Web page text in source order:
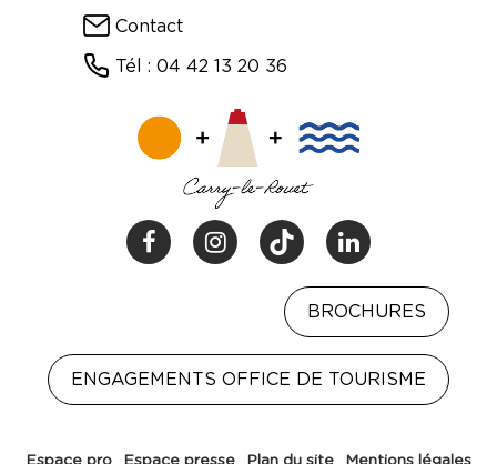
Contact
Tél : 04 42 13 20 36
BROCHURES
ENGAGEMENTS OFFICE DE TOURISME
Espace pro Espace presse Plan du site Mentions légales